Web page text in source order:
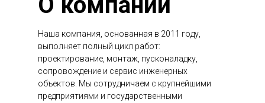
Наша компания, основанная в 2011 году,
выполняет полный цикл работ:
проектирование, монтаж, пусконаладку,
сопровождение и сервис инженерных
объектов. Мы сотрудничаем с крупнейшими
предприятиями и государственными